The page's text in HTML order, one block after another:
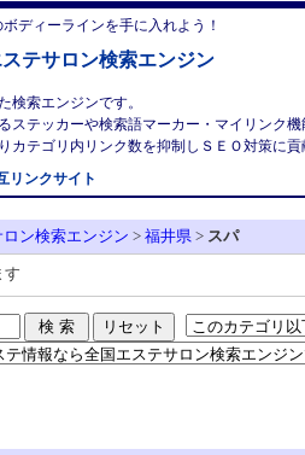
ディーラインを手に入れよう！
テサロン検索エンジン
検索エンジンです。
ステッカーや検索語マーカー・マイリンク
カテゴリ内リンク数を抑制しＳＥＯ対策に
リンクサイト
ン検索エンジン > 福井県 > スパ
す